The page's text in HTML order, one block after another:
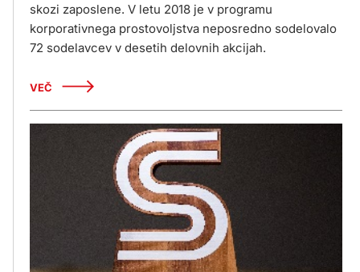
skozi zaposlene. V letu 2018 je v programu
korporativnega prostovoljstva neposredno sodelovalo
72 sodelavcev v desetih delovnih akcijah.
VEČ